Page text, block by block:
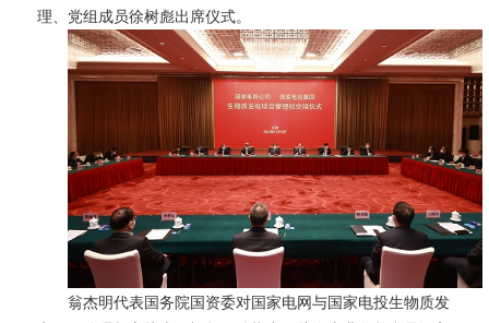
理、党组成员徐树彪出席仪式。
翁杰明代表国务院国资委对国家电网与国家电投生物质发